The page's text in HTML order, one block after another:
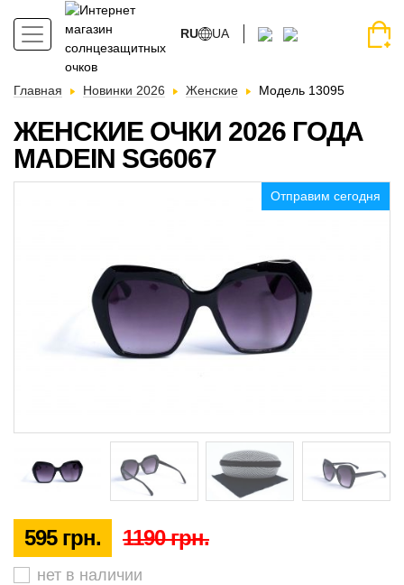
RU UA
Главная Новинки 2026 Женские Модель 13095
ЖЕНСКИЕ ОЧКИ 2026 ГОДА
MADEIN SG6067
Отправим сегодня
595 грн. 1190 грн.
нет в наличии